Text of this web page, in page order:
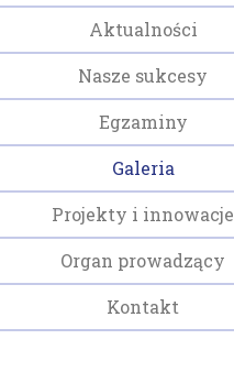
Aktualności
Nasze sukcesy
Egzaminy
Galeria
Projekty i innowacje
Organ prowadzący
Kontakt